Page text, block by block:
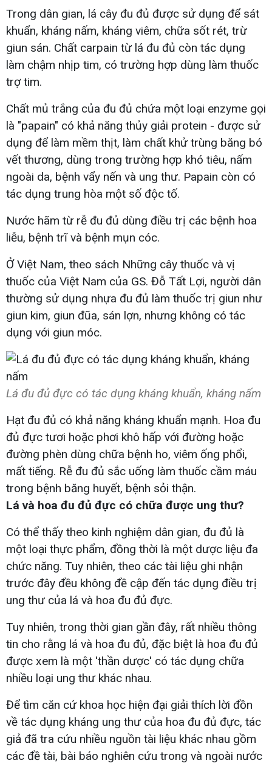
Trong dân gian, lá cây đu đủ được sử dụng để sát
khuẩn, kháng nấm, kháng viêm, chữa sốt rét, trừ
giun sán. Chất carpain từ lá đu đủ còn tác dụng
làm chậm nhịp tim, có trường hợp dùng làm thuốc
trợ tim.
Chất mủ trắng của đu đủ chứa một loại enzyme gọi
là "papain" có khả năng thủy giải protein - được sử
dụng để làm mềm thịt, làm chất khử trùng băng bó
vết thương, dùng trong trường hợp khó tiêu, nấm
ngoài da, bệnh vẩy nến và ung thư. Papain còn có
tác dụng trung hòa một số độc tố.
Nước hãm từ rễ đu đủ dùng điều trị các bệnh hoa
liễu, bệnh trĩ và bệnh mụn cóc.
Ở Việt Nam, theo sách Những cây thuốc và vị
thuốc của Việt Nam của GS. Đỗ Tất Lợi, người dân
thường sử dụng nhựa đu đủ làm thuốc trị giun như
giun kim, giun đũa, sán lợn, nhưng không có tác
dụng với giun móc.
Lá đu đủ đực có tác dụng kháng khuẩn, kháng nấm
Hạt đu đủ có khả năng kháng khuẩn mạnh. Hoa đu
đủ đực tươi hoặc phơi khô hấp với đường hoặc
đường phèn dùng chữa bệnh ho, viêm ống phổi,
mất tiếng. Rễ đu đủ sắc uống làm thuốc cầm máu
trong bệnh băng huyết, bệnh sỏi thận.
Lá và hoa đu đủ đực có chữa được ung thư?
Có thể thấy theo kinh nghiệm dân gian, đu đủ là
một loại thực phẩm, đồng thời là một dược liệu đa
chức năng. Tuy nhiên, theo các tài liệu ghi nhận
trước đây đều không đề cập đến tác dụng điều trị
ung thư của lá và hoa đu đủ đực.
Tuy nhiên, trong thời gian gần đây, rất nhiều thông
tin cho rằng lá và hoa đu đủ, đặc biệt là hoa đu đủ
được xem là một 'thần dược' có tác dụng chữa
nhiều loại ung thư khác nhau.
Để tìm căn cứ khoa học hiện đại giải thích lời đồn
về tác dụng kháng ung thư của hoa đu đủ đực, tác
giả đã tra cứu nhiều nguồn tài liệu khác nhau gồm
các đề tài, bài báo nghiên cứu trong và ngoài nước